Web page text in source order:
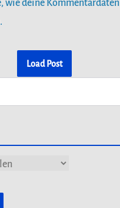
wie deine Kommentardaten
Load Post